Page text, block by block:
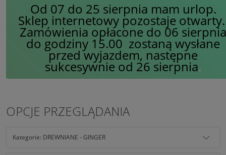
Od 07 do 25 sierpnia mam urlop.
Sklep internetowy pozostaje
Zamówienia opłacone do 06 sierpnia
do godziny 15.00 zostaną wysłane
przed wyjazdem, następne
sukcesywnie od 26 sierpnia.
OPCJE PRZEGLĄDANIA
Kategorie: DREWNIANE - GINGER